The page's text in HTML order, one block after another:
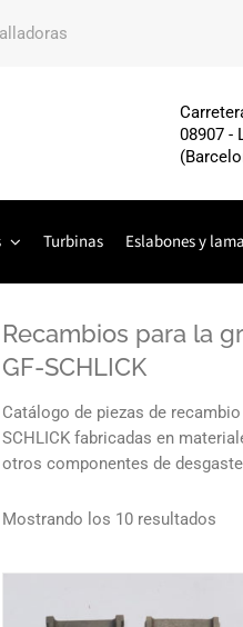
08907 -
Turbinas Eslabones y
Recambios para la
GF-SCHLICK
Catálogo de piezas de
SCHLICK fabricadas en
otros componentes de
Mostrando los 10 resultados